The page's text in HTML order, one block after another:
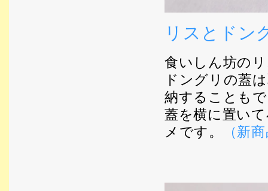
リスとドン
食いしん坊の
ドングリの蓋
納することも
蓋を横に置い
メです。
（新